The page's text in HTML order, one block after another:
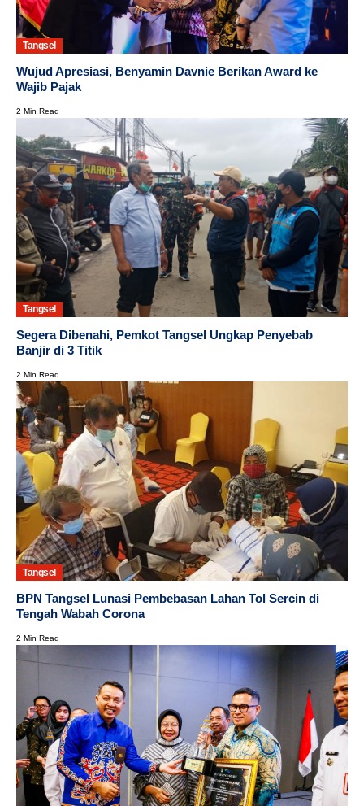
Tangsel
Wujud Apresiasi, Benyamin Davnie Berikan Award ke
Wajib Pajak
2 Min Read
Tangsel
Segera Dibenahi, Pemkot Tangsel Ungkap Penyebab
Banjir di 3 Titik
2 Min Read
Tangsel
BPN Tangsel Lunasi Pembebasan Lahan Tol Sercin di
Tengah Wabah Corona
2 Min Read